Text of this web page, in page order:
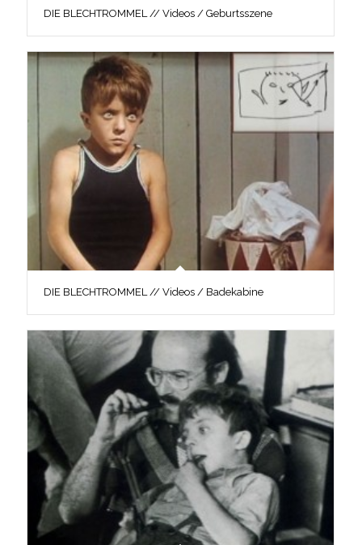
DIE BLECHTROMMEL // Videos / Geburtsszene
DIE BLECHTROMMEL // Videos / Badekabine